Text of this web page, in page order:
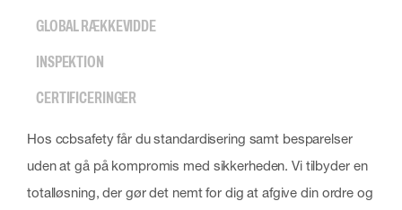
GLOBAL RÆKKEVIDDE
INSPEKTION
CERTIFICERINGER
Hos ccbsafety får du standardisering samt besparelser
uden at gå på kompromis med sikkerheden. Vi tilbyder en
totalløsning, der gør det nemt for dig at afgive din ordre og